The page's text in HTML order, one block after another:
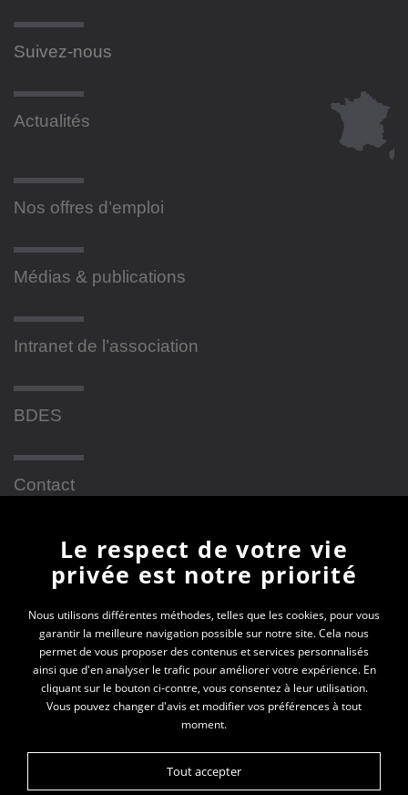
Suivez-nous
Actualités
Nos offres d’emploi
Médias & publications
Intranet de l’association
BDES
Contact
Newsletter
En vous inscrivant à la newsletter, vous recevrez
toutes les actualités des PEP 69
Votre e-mail*
Le respect de votre vie
privée est notre priorité
Nous utilisons différentes méthodes, telles que les cookies, pour vous
garantir la meilleure navigation possible sur notre site. Cela nous
permet de vous proposer des contenus et services personnalisés
ainsi que d'en analyser le trafic pour améliorer votre expérience. En
cliquant sur le bouton ci-contre, vous consentez à leur utilisation.
Vous pouvez changer d'avis et modifier vos préférences à tout
moment.
Tout accepter